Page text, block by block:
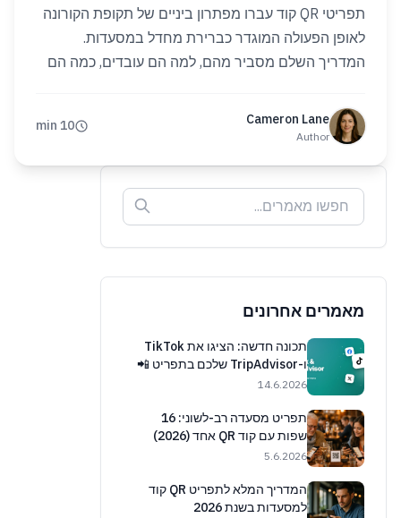
תפריטי QR קוד עברו מפתרון ביניים של תקופת הקורונה
לאופן הפעולה המוגדר כברירת מחדל במסעדות.
המדריך השלם מסביר מהם, למה הם עובדים, כמה הם
Cameron Lane
Author
10 min
מאמרים אחרונים
תכונה חדשה: הציגו את TikTok
ו-TripAdvisor שלכם בתפריט 📲
14.6.2026
תפריט מסעדה רב-לשוני: 16
שפות עם קוד QR אחד (2026)
5.6.2026
המדריך המלא לתפריט QR קוד
למסעדות בשנת 2026